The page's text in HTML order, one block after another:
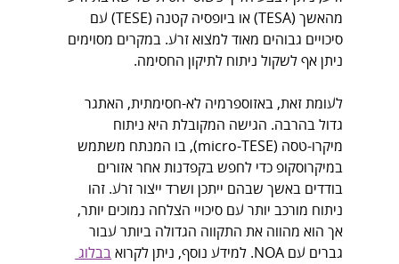
מהאשך (TESA) או ביופסיה קטנה (TESE) עם
סיכויים גבוהים מאוד למצוא זרע. במקרים מסוימים
ניתן אף לשקול ניתוח לתיקון החסימה.
לעומת זאת, באזוספרמיה לא-חסימתית, האתגר
גדול בהרבה. הגישה המקובלת היא ניתוח
מיקרו-טסה (micro-TESE), בו המנתח משתמש
במיקרוסקופ כדי לחפש בקפדנות אחר אזורים
בודדים באשך שבהם ייתכן ושרד ייצור זרע. זהו
ניתוח מורכב יותר עם סיכויי הצלחה נמוכים יותר,
אך הוא מהווה את התקווה הגדולה ביותר עבור
גברים עם NOA. למידע נוסף, ניתן לקרוא
בבלוג